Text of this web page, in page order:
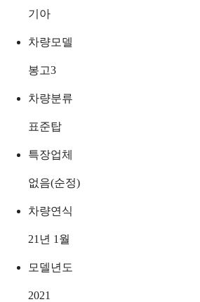
기아
차량모델
봉고3
차량분류
표준탑
특장업체
없음(순정)
차량연식
21년 1월
모델년도
2021